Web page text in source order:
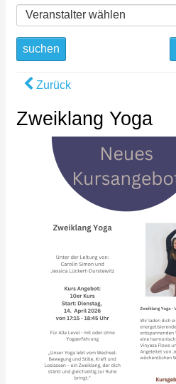
suchen
Zurück
Zweiklang Yoga